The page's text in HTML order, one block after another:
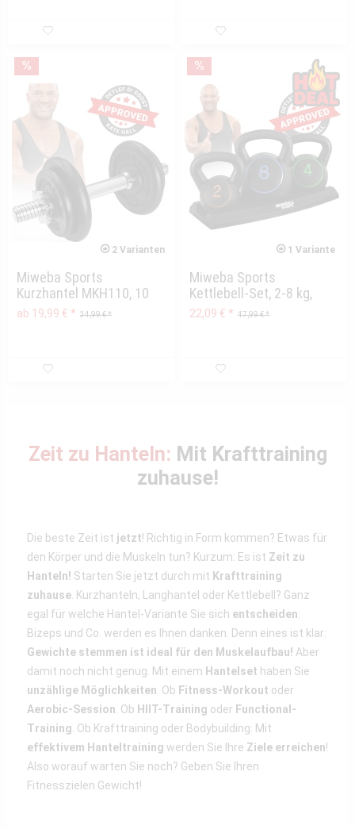
2 Varianten
Miweba Sports
Kurzhantel MKH110, 10
kg, Gewichte aus...
34,99 € *
ab 19,99 € *
1 Variante
Miweba Sports
Kettlebell-Set, 2-8 kg,
Kettlebell-Ablage,...
47,99 € *
22,09 € *
Zeit zu Hanteln: Mit Krafttraining
zuhause!
Die beste Zeit ist jetzt! Richtig in Form kommen? Etwas für
den Körper und die Muskeln tun? Kurzum: Es ist Zeit zu
Hanteln! Starten Sie jetzt durch mit Krafttraining
zuhause . Kurzhanteln, Langhantel oder Kettlebell? Ganz
egal für welche Hantel-Variante Sie sich entscheiden:
Bizeps und Co. werden es Ihnen danken. Denn eines ist klar:
Gewichte stemmen ist ideal für den Muskelaufbau! Aber
damit noch nicht genug. Mit einem Hantelset haben Sie
unzählige Möglichkeiten . Ob Fitness-Workout oder
Aerobic-Session . Ob HIIT-Training oder Functional-
Training . Ob Krafttraining oder Bodybuilding: Mit
effektivem Hanteltraining werden Sie Ihre Ziele erreichen!
Also worauf warten Sie noch? Geben Sie Ihren
Fitnesszielen Gewicht!